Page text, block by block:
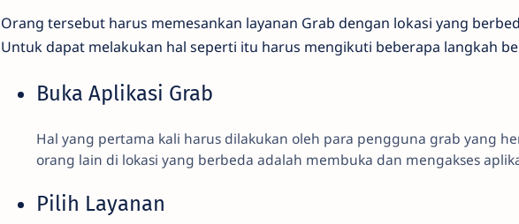
Orang tersebut harus memesankan layanan Grab dengan lokasi yang
Untuk dapat melakukan hal seperti itu harus mengikuti beberapa langkah
Buka Aplikasi Grab
Hal yang pertama kali harus dilakukan oleh para pengguna grab yang
orang lain di lokasi yang berbeda adalah membuka dan mengakses
Pilih Layanan